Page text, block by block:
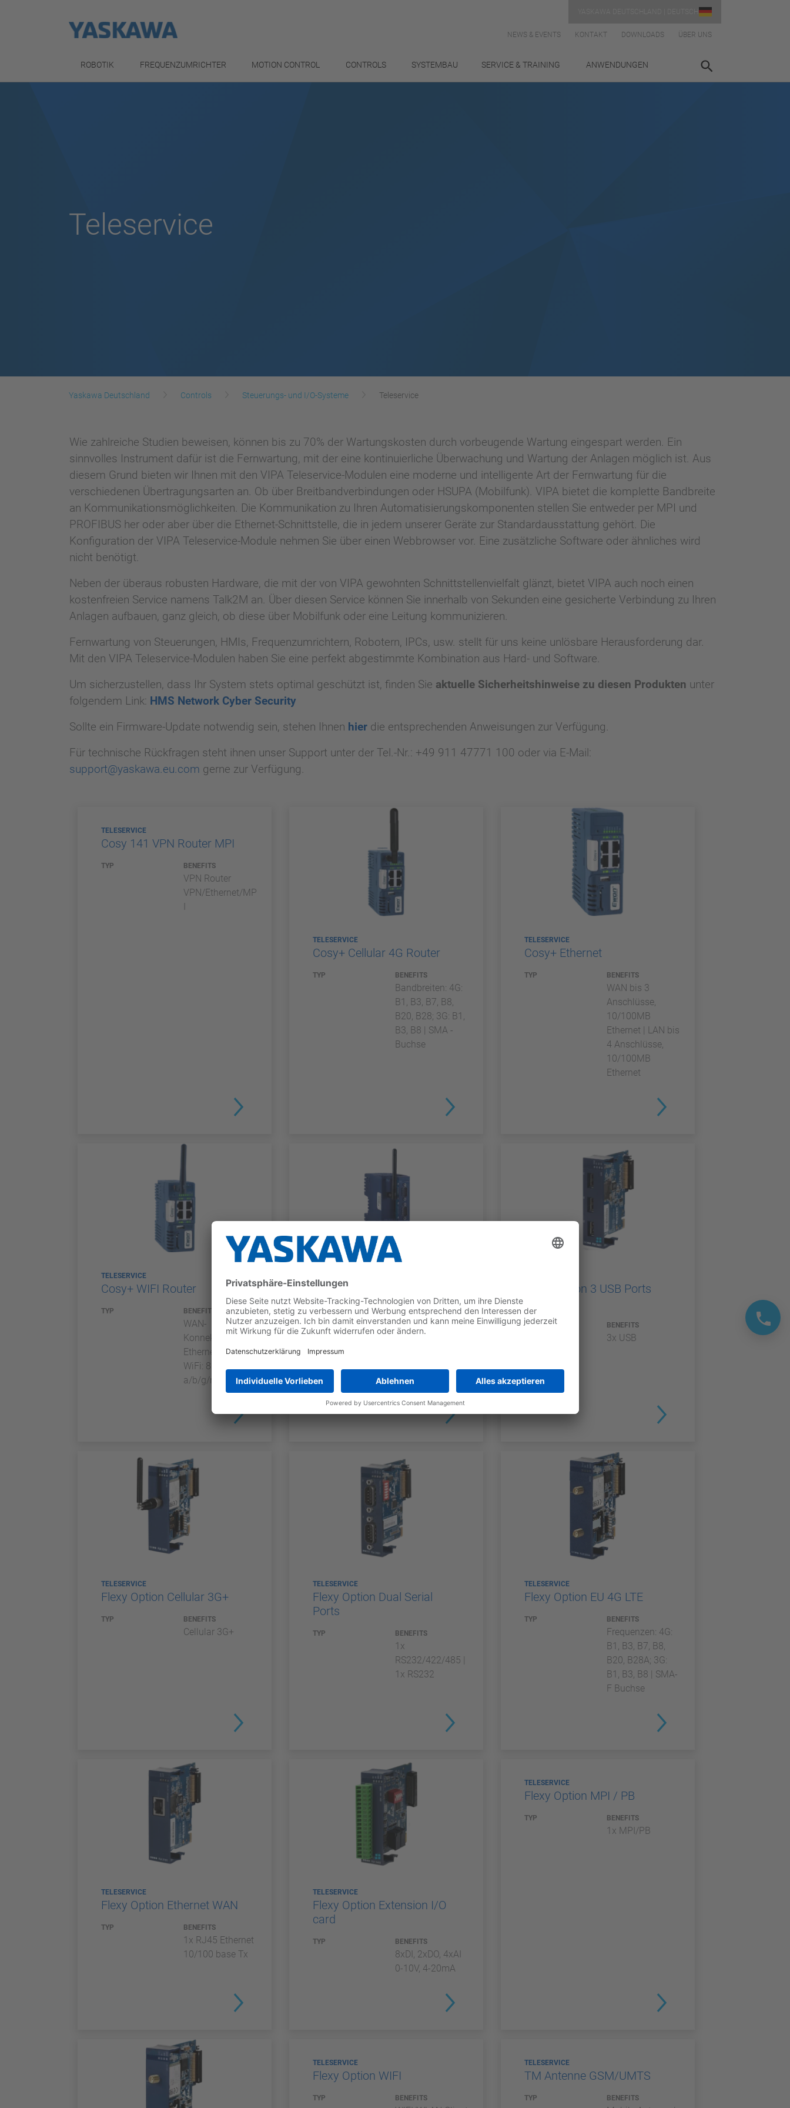
NEWS & EVENTS KONTAKT DOWNLOADS ÜBER UNS
ROBOTIK FREQUENZUMRICHTER MOTION CONTROL CONTROLS SYSTEMBAU SERVICE & TRAINING ANWENDUNGEN
Teleservice
Yaskawa Deutschland Controls Steuerungs- und I/O-Systeme Teleservice
Wie zahlreiche Studien beweisen, können bis zu 70% der Wartungskosten durch vorbeugende Wartung eingespart werden. Ein
sinnvolles Instrument dafür ist die Fernwartung, mit der eine kontinuierliche Überwachung und Wartung der Anlagen möglich ist. Aus
diesem Grund bieten wir Ihnen mit den VIPA Teleservice-Modulen eine moderne und intelligente Art der Fernwartung für die
verschiedenen Übertragungsarten an. Ob über Breitbandverbindungen oder HSUPA (Mobilfunk). VIPA bietet die komplette Bandbreite
an Kommunikationsmöglichkeiten. Die Kommunikation zu Ihren Automatisierungskomponenten stellen Sie entweder per MPI und
PROFIBUS her oder aber über die Ethernet-Schnittstelle, die in jedem unserer Geräte zur Standardausstattung gehört. Die
Konfiguration der VIPA Teleservice-Module nehmen Sie über einen Webbrowser vor. Eine zusätzliche Software oder ähnliches wird
nicht benötigt.
Neben der überaus robusten Hardware, die mit der von VIPA gewohnten Schnittstellenvielfalt glänzt, bietet VIPA auch noch einen
kostenfreien Service namens Talk2M an. Über diesen Service können Sie innerhalb von Sekunden eine gesicherte Verbindung zu Ihren
Anlagen aufbauen, ganz gleich, ob diese über Mobilfunk oder eine Leitung kommunizieren.
Fernwartung von Steuerungen, HMIs, Frequenzumrichtern, Robotern, IPCs, usw. stellt für uns keine unlösbare Herausforderung dar.
Mit den VIPA Teleservice-Modulen haben Sie eine perfekt abgestimmte Kombination aus Hard- und Software.
Um sicherzustellen, dass Ihr System stets optimal geschützt ist, finden Sie aktuelle Sicherheitshinweise zu diesen Produkten unter
folgendem Link: HMS Network Cyber Security
Sollte ein Firmware-Update notwendig sein, stehen Ihnen hier die entsprechenden Anweisungen zur Verfügung.
Für technische Rückfragen steht ihnen unser Support unter der Tel.-Nr.: +49 911 47771 100 oder via E-Mail:
support@yaskawa.eu.com gerne zur Verfügung.
TELESERVICE
Cosy 141 VPN Router MPI
TYP BENEFITS
VPN Router
VPN/Ethernet/MP
I
TELESERVICE
Cosy+ Cellular 4G Router
TYP BENEFITS
Bandbreiten: 4G:
B1, B3, B7, B8,
B20, B28; 3G: B1,
B3, B8 | SMA -
Buchse
TELESERVICE
Cosy+ Ethernet
TYP BENEFITS
WAN bis 3
Anschlüsse,
10/100MB
Ethernet | LAN bis
4 Anschlüsse,
10/100MB
Ethernet
TELESERVICE
Cosy+ WIFI Router
TYP BENEFITS
WAN-
Konnektivität:
Ethernet oder
WiFi: 802.11
a/b/g/n
Flexy IOT Router
TYP BENEFITS
Base Unit
Flexy Option 3 USB Ports
TYP BENEFITS
3x USB
TELESERVICE
Flexy Option Cellular 3G+
TYP BENEFITS
Cellular 3G+
TELESERVICE
Flexy Option Dual Serial
Ports
TYP BENEFITS
1x
RS232/422/485 |
1x RS232
TELESERVICE
Flexy Option EU 4G LTE
TYP BENEFITS
Frequenzen: 4G:
B1, B3, B7, B8,
B20, B28A; 3G:
B1, B3, B8 | SMA-
F Buchse
TELESERVICE
Flexy Option Ethernet WAN
TYP BENEFITS
1x RJ45 Ethernet
10/100 base Tx
TELESERVICE
Flexy Option Extension I/O
card
TYP BENEFITS
8xDI, 2xDO, 4xAI
0-10V, 4-20mA
TELESERVICE
Flexy Option MPI / PB
TYP BENEFITS
1x MPI/PB
TELESERVICE
Flexy Option WIFI
TYP BENEFITS
TELESERVICE
TM Antenne GSM/UMTS
TYP BENEFITS